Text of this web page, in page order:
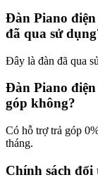
Đàn Piano
đã qua sử
Đây là đàn đã qua
Đàn Piano
góp không?
Có hỗ trợ trả góp
tháng.
Chính sách đổi